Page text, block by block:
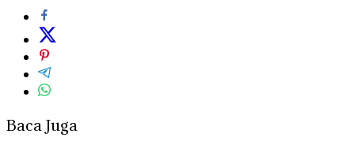
Baca Juga